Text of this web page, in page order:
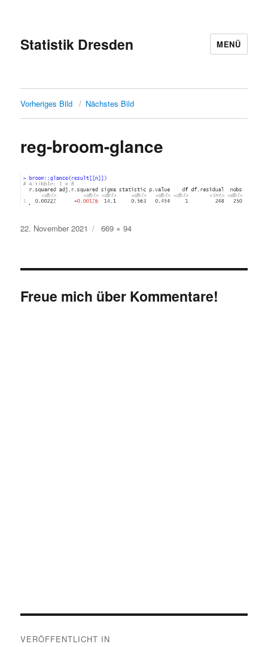
Statistik Dresden MENÜ
Vorheriges Bild Nächstes Bild
reg-broom-glance
Veröffentlicht
22. November 2021 Originalgröße
669 × 94
Freue mich über Kommentare!
VERÖFFENTLICHT IN